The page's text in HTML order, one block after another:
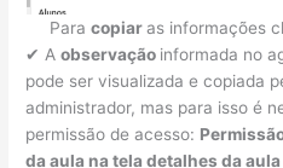
Para copiaras informações
✔ Aobservação informada no
pode ser visualizada e copiada
administrador, mas para isso é
permissão de acesso:
da aula na tela detalhes da